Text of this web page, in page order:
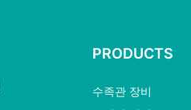
PRODUCTS
수족관 장비